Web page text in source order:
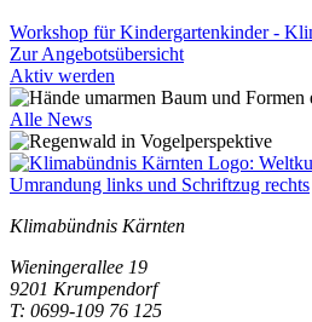
Workshop für Kindergartenkinder -
Zur Angebotsübersicht
Aktiv werden
Alle News
Klimabündnis Kärnten
Wieningerallee 19
9201 Krumpendorf
T: 0699-109 76 125